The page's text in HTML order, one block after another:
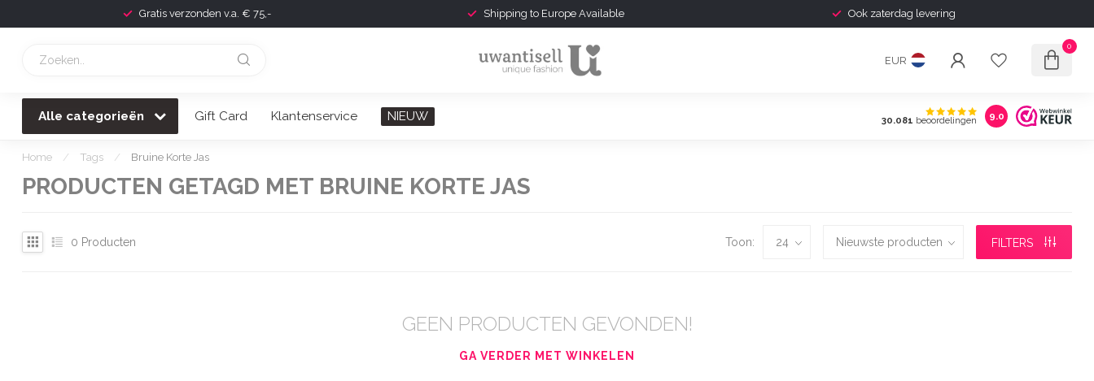
Gratis verzonden v.a. € 75,- Shipping to Europe Available Ook zaterdag levering
EUR
0
Alle categorieën Gift Card Klantenservice NIEUW 30.081 beoordelingen 9.0
Home / Tags / Bruine Korte Jas
PRODUCTEN GETAGD MET BRUINE KORTE JAS
0 Producten Toon: FILTERS
GEEN PRODUCTEN GEVONDEN!
GA VERDER MET WINKELEN